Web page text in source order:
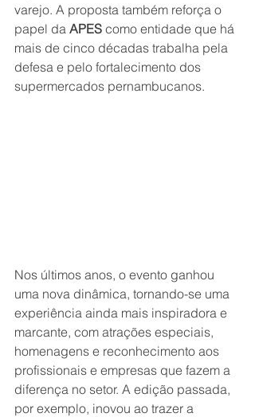
varejo. A proposta também reforça o
papel da APES como entidade que há
mais de cinco décadas trabalha pela
defesa e pelo fortalecimento dos
supermercados pernambucanos.
Nos últimos anos, o evento ganhou
uma nova dinâmica, tornando-se uma
experiência ainda mais inspiradora e
marcante, com atrações especiais,
homenagens e reconhecimento aos
profissionais e empresas que fazem a
diferença no setor. A edição passada,
por exemplo, inovou ao trazer a